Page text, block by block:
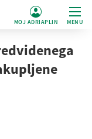
MOJ ADRIAPLIN MENU